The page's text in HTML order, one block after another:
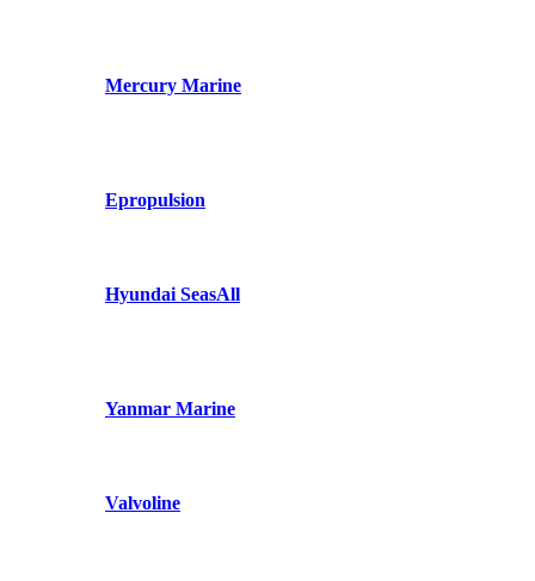
Mercury Marine
Epropulsion
Hyundai SeasAll
Yanmar Marine
Valvoline